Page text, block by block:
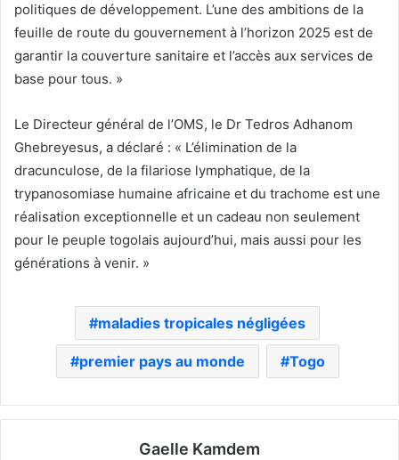
politiques de développement. L’une des ambitions de la
feuille de route du gouvernement à l’horizon 2025 est de
garantir la couverture sanitaire et l’accès aux services de
base pour tous. »
Le Directeur général de l’OMS, le Dr Tedros Adhanom
Ghebreyesus, a déclaré : « L’élimination de la
dracunculose, de la filariose lymphatique, de la
trypanosomiase humaine africaine et du trachome est une
réalisation exceptionnelle et un cadeau non seulement
pour le peuple togolais aujourd’hui, mais aussi pour les
générations à venir. »
maladies tropicales négligées
premier pays au monde Togo
Gaelle Kamdem